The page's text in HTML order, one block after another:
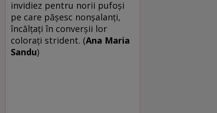
invidiez pentru norii pufoşi
pe care păşesc nonşalanţi,
încălţaţi în converşii lor
coloraţi strident. (Ana Maria
Sandu)